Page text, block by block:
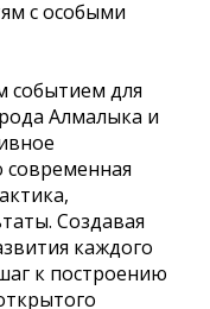
с особыми
событием для
Алмалыка и
современная
Создавая
каждого
к построению